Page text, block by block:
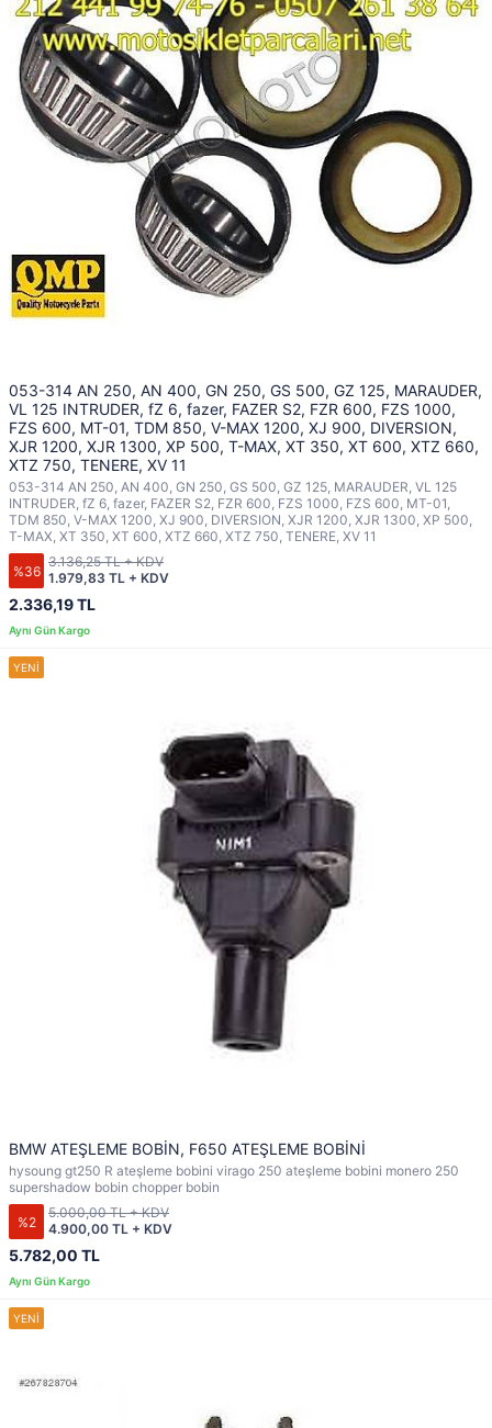
053-314 AN 250, AN 400, GN 250, GS 500, GZ 125, MARAUDER,
VL 125 INTRUDER, fZ 6, fazer, FAZER S2, FZR 600, FZS 1000,
FZS 600, MT-01, TDM 850, V-MAX 1200, XJ 900, DIVERSION,
XJR 1200, XJR 1300, XP 500, T-MAX, XT 350, XT 600, XTZ 660,
XTZ 750, TENERE, XV 11
053-314 AN 250, AN 400, GN 250, GS 500, GZ 125, MARAUDER, VL 125
INTRUDER, fZ 6, fazer, FAZER S2, FZR 600, FZS 1000, FZS 600, MT-01,
TDM 850, V-MAX 1200, XJ 900, DIVERSION, XJR 1200, XJR 1300, XP 500,
T-MAX, XT 350, XT 600, XTZ 660, XTZ 750, TENERE, XV 11
%36
2.336,19 TL
1.979,83 TL + KDV
3.136,25 TL + KDV
BMW ATEŞLEME BOBİN, F650 ATEŞLEME BOBİNİ
hysoung gt250 R ateşleme bobini virago 250 ateşleme bobini monero 250
supershadow bobin chopper bobin
%2
5.782,00 TL
4.900,00 TL + KDV
5.000,00 TL + KDV